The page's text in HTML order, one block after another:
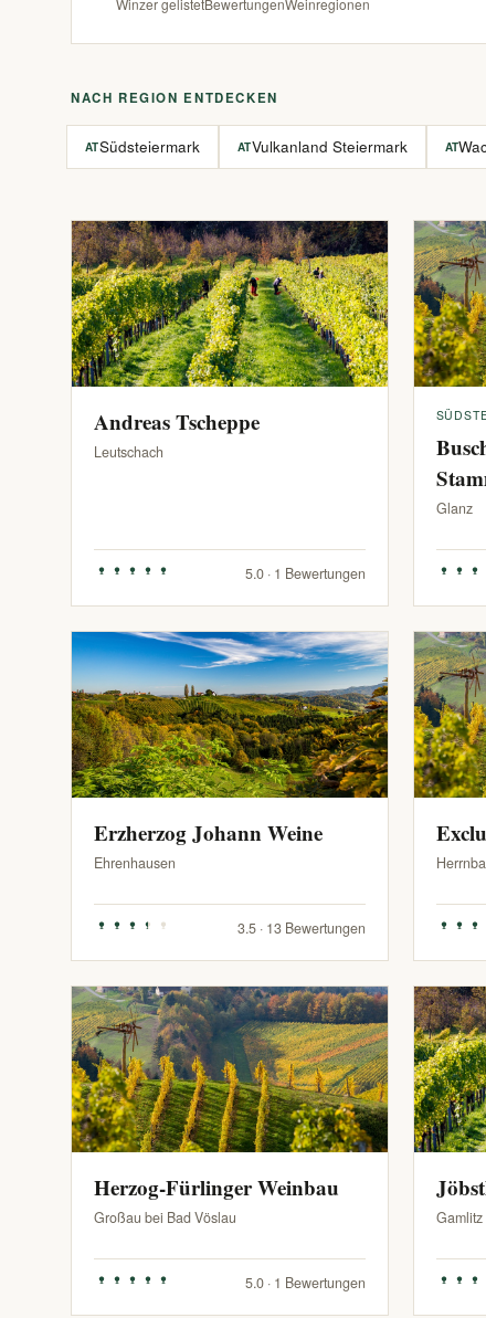
Winzer gelistetBewertungenWeinregionen
NACH REGION ENTDECKEN
ATSüdsteiermark ATVulkanland Steiermark AT
Andreas Tscheppe
Leutschach
5.0 · 1 Bewertungen
Glanz
Erzherzog Johann Weine
Ehrenhausen
3.5 · 13 Bewertungen
Herzog-Fürlinger Weinbau
Großau bei Bad Vöslau
5.0 · 1 Bewertungen
Gamlitz